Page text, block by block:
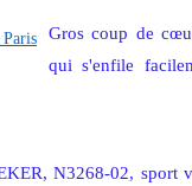
Gros coup de
qui s'enfile
N3268-02,